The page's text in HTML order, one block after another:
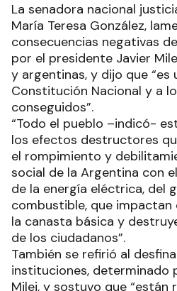
La senadora nacional
María Teresa González,
consecuencias negativas
por el presidente Javier
y argentinas, y dijo que “es
Constitución Nacional y a
conseguidos”.
“Todo el pueblo –indicó-
los efectos destructores
el rompimiento y
social de la Argentina con
de la energía eléctrica, del
combustible, que
la canasta básica y
de los ciudadanos”.
También se refirió al
instituciones, determinado
Milei, y sostuvo que